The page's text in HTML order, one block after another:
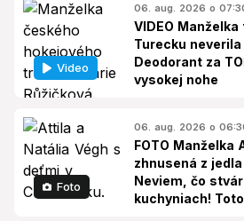
Video
06. aug. 2026 o
VIDEO
Turecku
Deodorant za
vysokej nohe
Foto
06. aug. 2026 o
FOTO Manželka
zhnusená z
Neviem, čo
kuchyniach!